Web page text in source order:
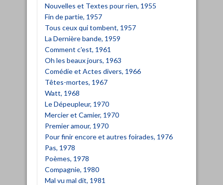
Nouvelles et Textes pour rien, 1955
Fin de partie, 1957
Tous ceux qui tombent, 1957
La Dernière bande, 1959
Comment c'est, 1961
Oh les beaux jours, 1963
Comédie et Actes divers, 1966
Têtes-mortes, 1967
Watt, 1968
Le Dépeupleur, 1970
Mercier et Camier, 1970
Premier amour, 1970
Pour finir encore et autres foirades, 1976
Pas, 1978
Poèmes, 1978
Compagnie, 1980
Mal vu mal dit, 1981